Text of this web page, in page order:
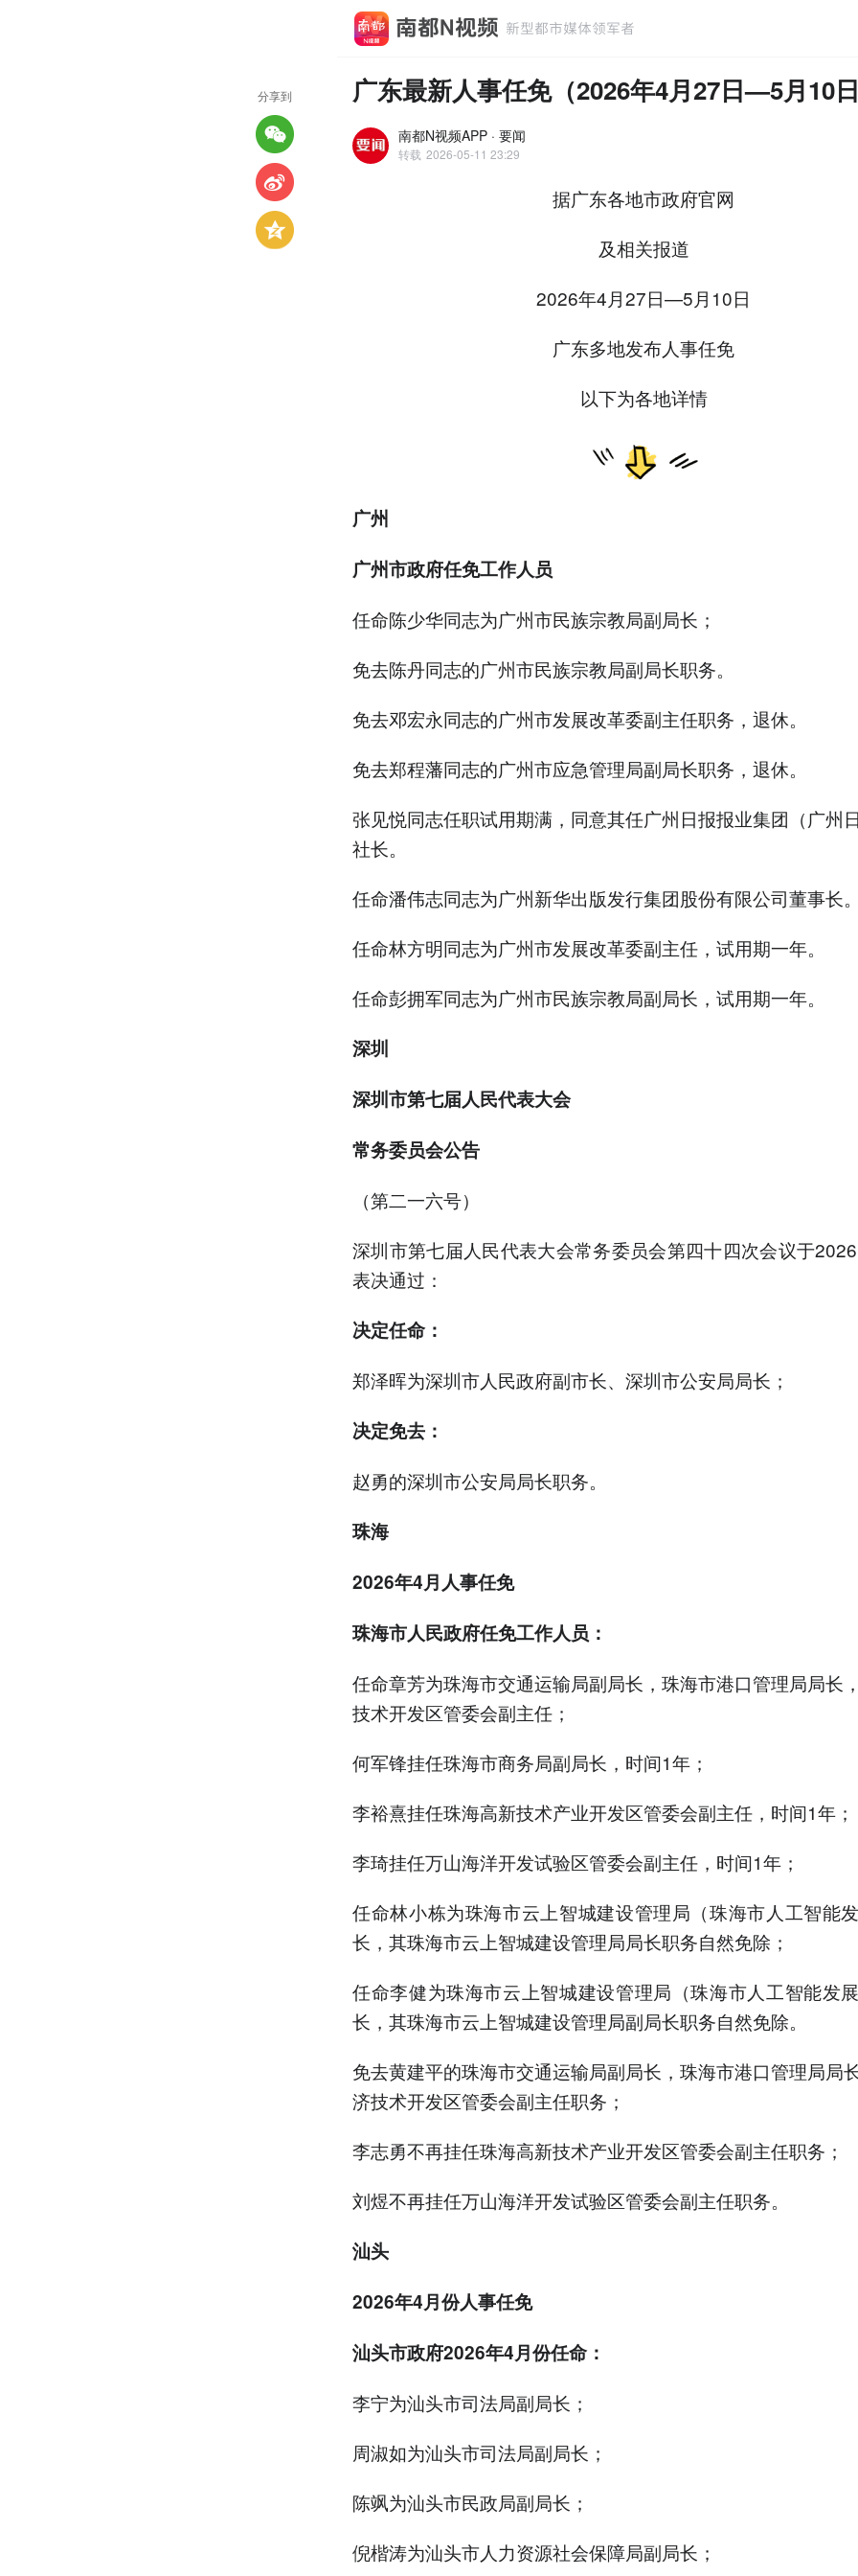
广东最新人事任免（2026年4月27日—5月10日
南都N视频APP · 要闻
转载 2026-05-11 23:29
据广东各地市政府官网
及相关报道
2026年4月27日—5月10日
广东多地发布人事任免
以下为各地详情
广州
广州市政府任免工作人员
任命陈少华同志为广州市民族宗教局副局长；
免去陈丹同志的广州市民族宗教局副局长职务。
免去邓宏永同志的广州市发展改革委副主任职务，退休。
免去郑程藩同志的广州市应急管理局副局长职务，退休。
张见悦同志任职试用期满，同意其任广州日报报业集团（广州
社长。
任命潘伟志同志为广州新华出版发行集团股份有限公司董事长。
任命林方明同志为广州市发展改革委副主任，试用期一年。
任命彭拥军同志为广州市民族宗教局副局长，试用期一年。
深圳
深圳市第七届人民代表大会
常务委员会公告
（第二一六号）
深圳市第七届人民代表大会常务委员会第四十四次会议于
表决通过：
决定任命：
郑泽晖为深圳市人民政府副市长、深圳市公安局局长；
决定免去：
赵勇的深圳市公安局局长职务。
珠海
2026年4月人事任免
珠海市人民政府任免工作人员：
任命章芳为珠海市交通运输局副局长，珠海市港口管理局局长
技术开发区管委会副主任；
何军锋挂任珠海市商务局副局长，时间1年；
李裕熹挂任珠海高新技术产业开发区管委会副主任，时间1年；
李琦挂任万山海洋开发试验区管委会副主任，时间1年；
任命林小栋为珠海市云上智城建设管理局（珠海市人工智能
长，其珠海市云上智城建设管理局局长职务自然免除；
任命李健为珠海市云上智城建设管理局（珠海市人工智能发
长，其珠海市云上智城建设管理局副局长职务自然免除。
免去黄建平的珠海市交通运输局副局长，珠海市港口管理局局
济技术开发区管委会副主任职务；
李志勇不再挂任珠海高新技术产业开发区管委会副主任职务；
刘煜不再挂任万山海洋开发试验区管委会副主任职务。
汕头
2026年4月份人事任免
汕头市政府2026年4月份任命：
李宁为汕头市司法局副局长；
周淑如为汕头市司法局副局长；
陈飒为汕头市民政局副局长；
倪楷涛为汕头市人力资源社会保障局副局长；
分享到